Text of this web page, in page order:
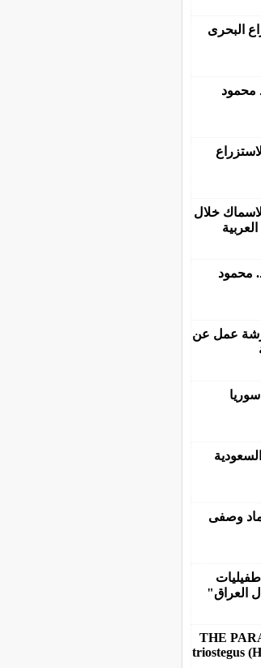
البحرى
محمود
خلال
محمود
وزالجزائر واليمن ج 4 فى ورشة عمل عن
وصفى
العراق"
THE
triostegus